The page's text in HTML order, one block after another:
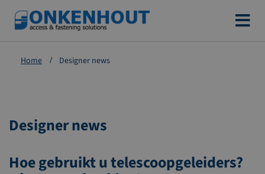
Ga
naar
inhoud
Home Designer news
Designer news
Hoe gebruikt u telescoopgeleiders?